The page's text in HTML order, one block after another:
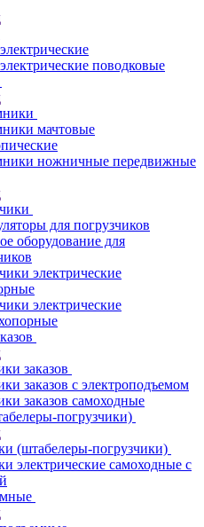
поводковые
мачтовые
ножничные передвижные
для погрузчиков
оборудование для
электрические
электрические
заказов
заказов с электроподъемом
заказов самоходные
погрузчики)
(штабелеры-погрузчики)
электрические самоходные с